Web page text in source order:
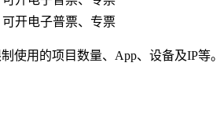
可开电子普票、专票
使用的项目数量、App、设备及IP等。